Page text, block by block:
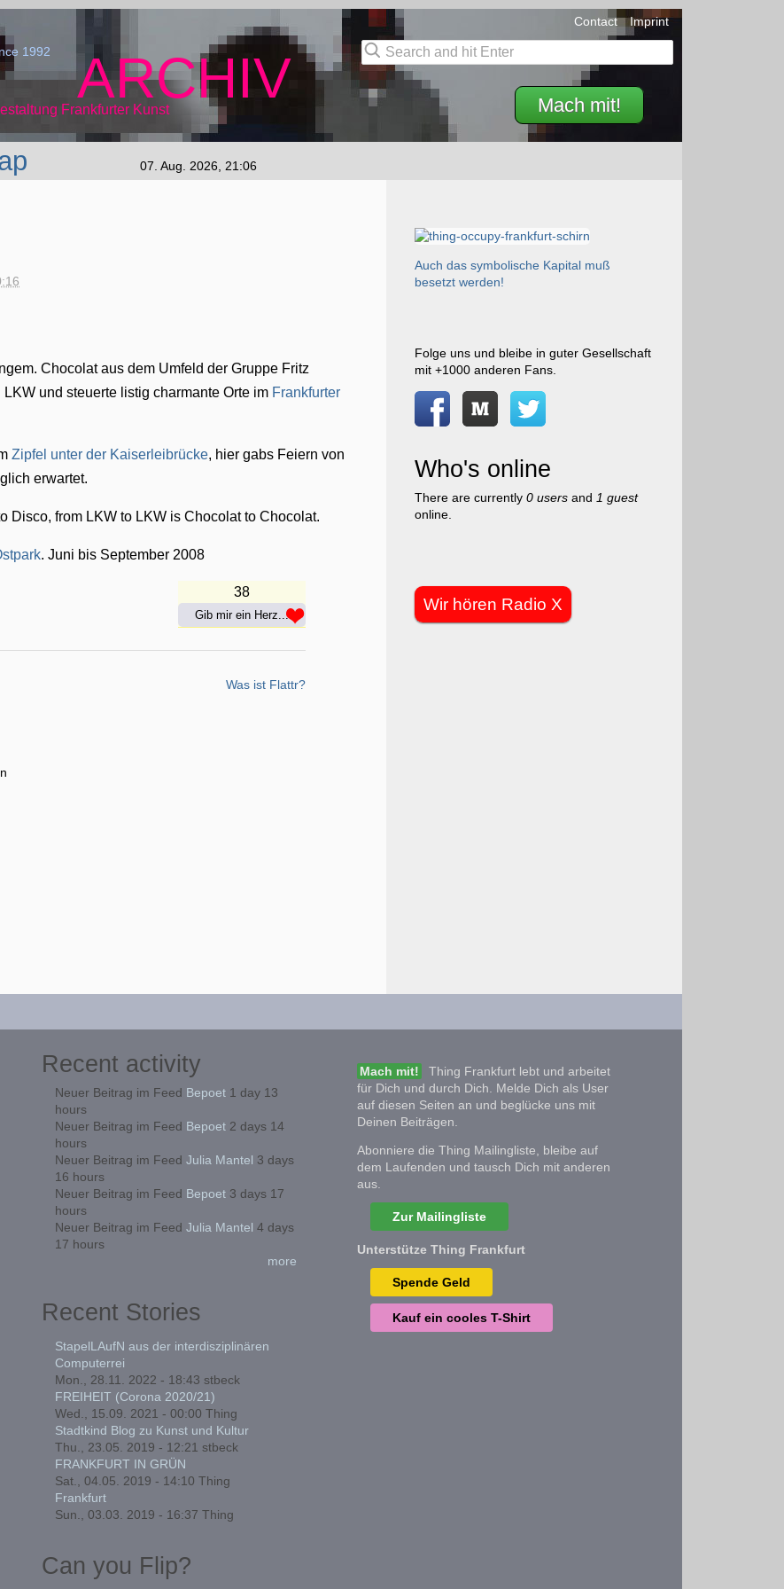
1992 ARCHIV
Frankfurter Kunst Mach mit!
Contact Imprint
07. Aug. 2026, 21:06
Chocolat aus dem Umfeld der Gruppe Fritz
und steuerte listig charmante Orte im Frankfurter
Zipfel unter der Kaiserleibrücke, hier gabs Feiern von
erwartet.
Disco, from LKW to LKW is Chocolat to Chocolat.
. Juni bis September 2008
38
Gib mir ein Herz...
Was ist Flattr?
Auch das symbolische Kapital muß
besetzt werden!
Folge uns und bleibe in guter Gesellschaft
mit +1000 anderen Fans.
Who's online
There are currently 0 usersand 1 guest
online.
Wir hören Radio X
Recent activity
Neuer Beitrag im Feed Bepoet1 day 13
hours
Neuer Beitrag im Feed Bepoet2 days 14
hours
Neuer Beitrag im Feed Julia Mantel 3 days
16 hours
Neuer Beitrag im Feed Bepoet3 days 17
hours
Neuer Beitrag im Feed Julia Mantel 4 days
17 hours
more
Recent Stories
StapelLAufN aus der interdisziplinären
Computerrei
Mon., 28.11. 2022 - 18:43 stbeck
FREIHEIT (Corona 2020/21)
Wed., 15.09. 2021 - 00:00 Thing
Stadtkind Blog zu Kunst und Kultur
Thu., 23.05. 2019 - 12:21 stbeck
FRANKFURT IN GRÜN
Sat., 04.05. 2019 - 14:10 Thing
Frankfurt
Sun., 03.03. 2019 - 16:37 Thing
Can you Flip?
Mach mit!
Thing Frankfurt lebt und arbeitet
für Dich und durch Dich. Melde Dich als User
auf diesen Seiten an und beglücke uns mit
Deinen Beiträgen.
Abonniere die Thing Mailingliste, bleibe auf
dem Laufenden und tausch Dich mit anderen
aus.
Zur Mailingliste
Unterstütze Thing Frankfurt
Spende Geld
Kauf ein cooles T-Shirt